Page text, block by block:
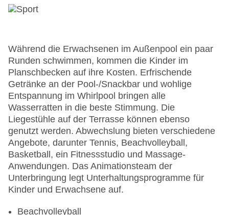
Während die Erwachsenen im Außenpool ein paar
Runden schwimmen, kommen die Kinder im
Planschbecken auf ihre Kosten. Erfrischende
Getränke an der Pool-/Snackbar und wohlige
Entspannung im Whirlpool bringen alle
Wasserratten in die beste Stimmung. Die
Liegestühle auf der Terrasse können ebenso
genutzt werden. Abwechslung bieten verschiedene
Angebote, darunter Tennis, Beachvolleyball,
Basketball, ein Fitnessstudio und Massage-
Anwendungen. Das Animationsteam der
Unterbringung legt Unterhaltungsprogramme für
Kinder und Erwachsene auf.
Beachvolleyball